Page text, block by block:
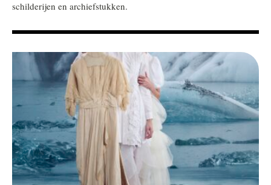
schilderijen en archiefstukken.